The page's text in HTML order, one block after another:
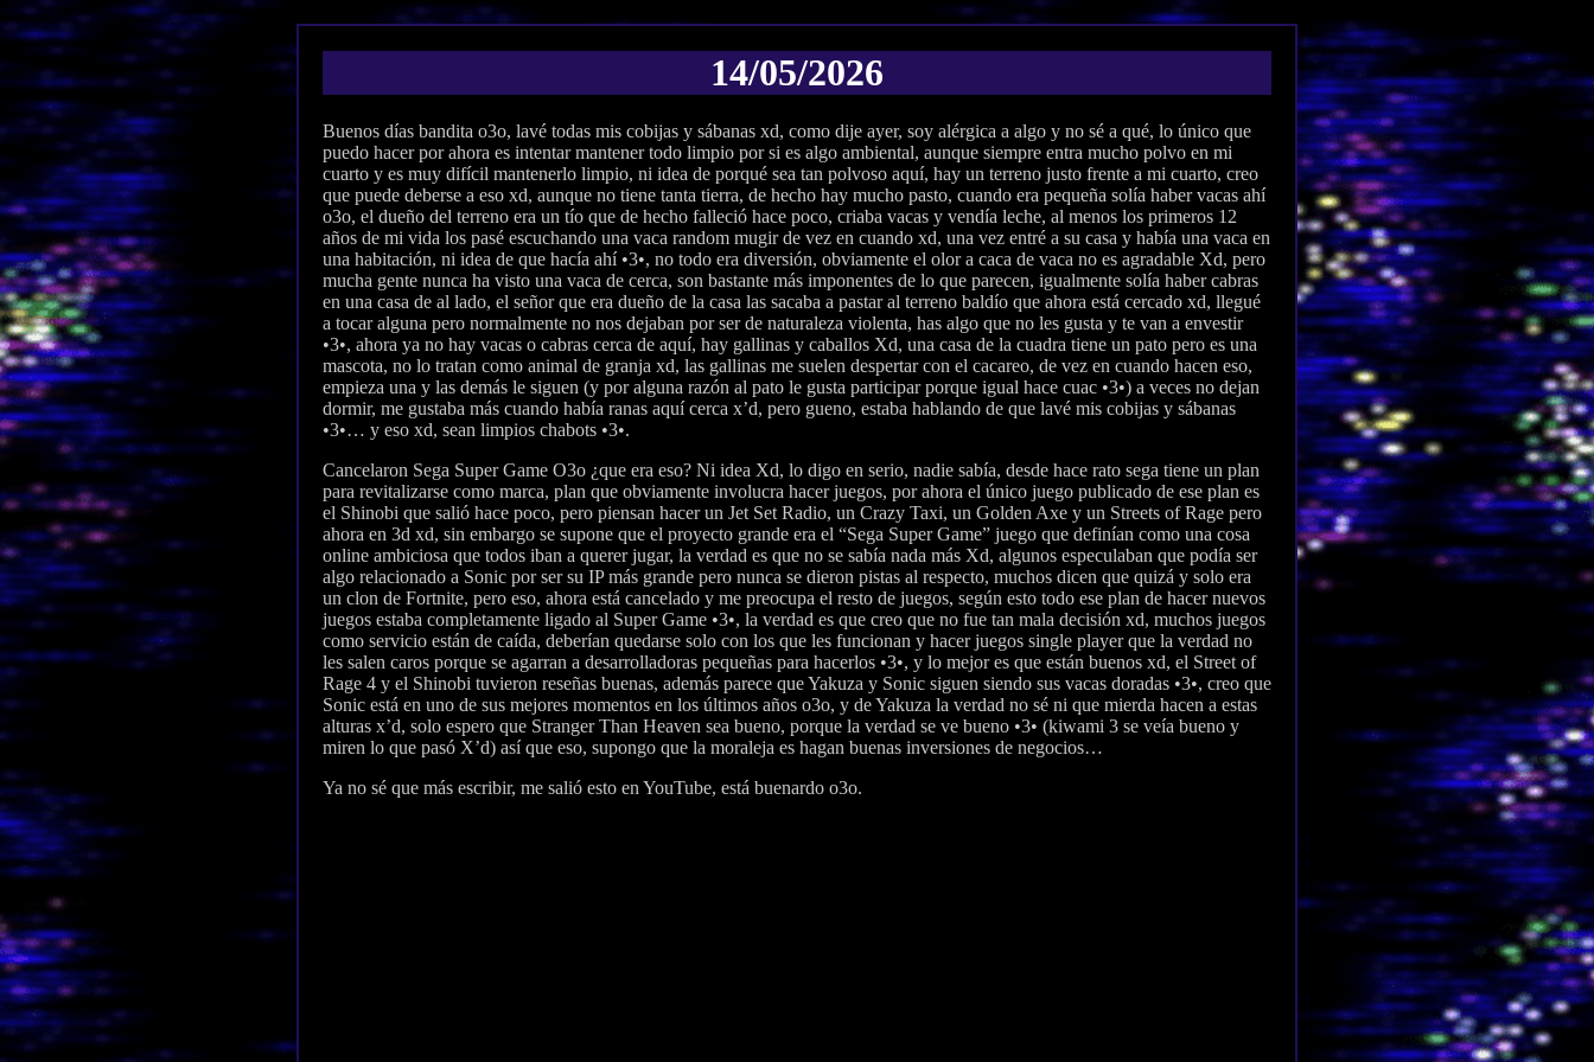
14/05/2026
Buenos días bandita o3o, lavé todas mis cobijas y sábanas xd, como dije ayer, soy alérgica a algo y no sé a qué, lo único que
puedo hacer por ahora es intentar mantener todo limpio por si es algo ambiental, aunque siempre entra mucho polvo en mi
cuarto y es muy difícil mantenerlo limpio, ni idea de porqué sea tan polvoso aquí, hay un terreno justo frente a mi cuarto, creo
que puede deberse a eso xd, aunque no tiene tanta tierra, de hecho hay mucho pasto, cuando era pequeña solía haber vacas ahí
o3o, el dueño del terreno era un tío que de hecho falleció hace poco, criaba vacas y vendía leche, al menos los primeros 12
años de mi vida los pasé escuchando una vaca random mugir de vez en cuando xd, una vez entré a su casa y había una vaca en
una habitación, ni idea de que hacía ahí •3•, no todo era diversión, obviamente el olor a caca de vaca no es agradable Xd, pero
mucha gente nunca ha visto una vaca de cerca, son bastante más imponentes de lo que parecen, igualmente solía haber cabras
en una casa de al lado, el señor que era dueño de la casa las sacaba a pastar al terreno baldío que ahora está cercado xd, llegué
a tocar alguna pero normalmente no nos dejaban por ser de naturaleza violenta, has algo que no les gusta y te van a envestir
•3•, ahora ya no hay vacas o cabras cerca de aquí, hay gallinas y caballos Xd, una casa de la cuadra tiene un pato pero es una
mascota, no lo tratan como animal de granja xd, las gallinas me suelen despertar con el cacareo, de vez en cuando hacen eso,
empieza una y las demás le siguen (y por alguna razón al pato le gusta participar porque igual hace cuac •3•) a veces no dejan
dormir, me gustaba más cuando había ranas aquí cerca x’d, pero gueno, estaba hablando de que lavé mis cobijas y sábanas
•3•… y eso xd, sean limpios chabots •3•.
Cancelaron Sega Super Game O3o ¿que era eso? Ni idea Xd, lo digo en serio, nadie sabía, desde hace rato sega tiene un plan
para revitalizarse como marca, plan que obviamente involucra hacer juegos, por ahora el único juego publicado de ese plan es
el Shinobi que salió hace poco, pero piensan hacer un Jet Set Radio, un Crazy Taxi, un Golden Axe y un Streets of Rage pero
ahora en 3d xd, sin embargo se supone que el proyecto grande era el “Sega Super Game” juego que definían como una cosa
online ambiciosa que todos iban a querer jugar, la verdad es que no se sabía nada más Xd, algunos especulaban que podía ser
algo relacionado a Sonic por ser su IP más grande pero nunca se dieron pistas al respecto, muchos dicen que quizá y solo era
un clon de Fortnite, pero eso, ahora está cancelado y me preocupa el resto de juegos, según esto todo ese plan de hacer nuevos
juegos estaba completamente ligado al Super Game •3•, la verdad es que creo que no fue tan mala decisión xd, muchos juegos
como servicio están de caída, deberían quedarse solo con los que les funcionan y hacer juegos single player que la verdad no
les salen caros porque se agarran a desarrolladoras pequeñas para hacerlos •3•, y lo mejor es que están buenos xd, el Street of
Rage 4 y el Shinobi tuvieron reseñas buenas, además parece que Yakuza y Sonic siguen siendo sus vacas doradas •3•, creo que
Sonic está en uno de sus mejores momentos en los últimos años o3o, y de Yakuza la verdad no sé ni que mierda hacen a estas
alturas x’d, solo espero que Stranger Than Heaven sea bueno, porque la verdad se ve bueno •3• (kiwami 3 se veía bueno y
miren lo que pasó X’d) así que eso, supongo que la moraleja es hagan buenas inversiones de negocios…
Ya no sé que más escribir, me salió esto en YouTube, está buenardo o3o.